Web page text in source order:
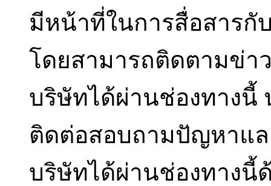
มีหน้าที่ในการสื่อสารกั
โดยสามารถติดตามข่า
บริษัทได้ผ่านช่องทางนี้
ติดต่อสอบถามปัญหาแล
บริษัทได้ผ่านช่องทางนี้